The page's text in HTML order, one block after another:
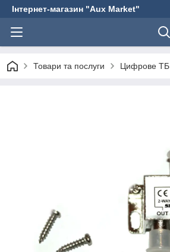
Інтернет-магазин "Aux Market"
Товари та послуги Цифрове ТБ